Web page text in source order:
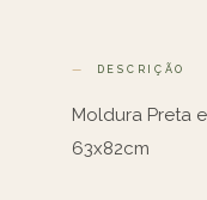
DESCRIÇÃO
Moldura Preta
63x82cm